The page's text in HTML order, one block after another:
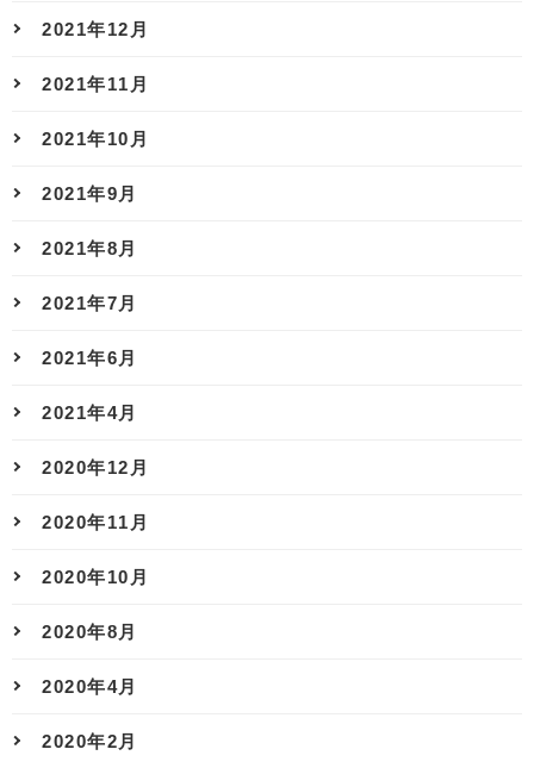
2021年12月
2021年11月
2021年10月
2021年9月
2021年8月
2021年7月
2021年6月
2021年4月
2020年12月
2020年11月
2020年10月
2020年8月
2020年4月
2020年2月